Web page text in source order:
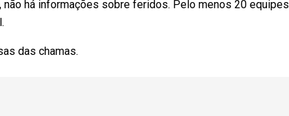
há informações sobre feridos. Pelo menos 20
das chamas.